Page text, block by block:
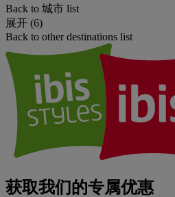
Back to 城市 list
展开 (6)
Back to other destinations list
获取我们的专属优惠